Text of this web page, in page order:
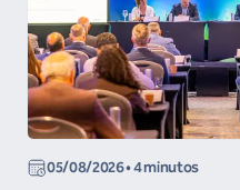
05/08/2026• 4 minutos